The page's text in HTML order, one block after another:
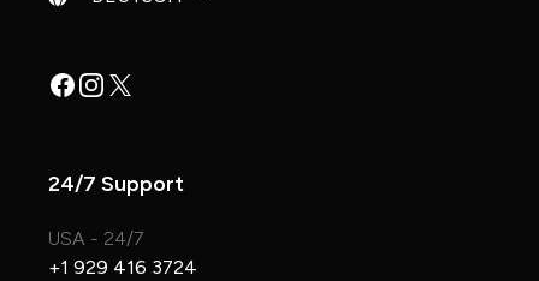
Facebook
Instagram
X
24/7 Support
USA - 24/7
+1 929 416 3724